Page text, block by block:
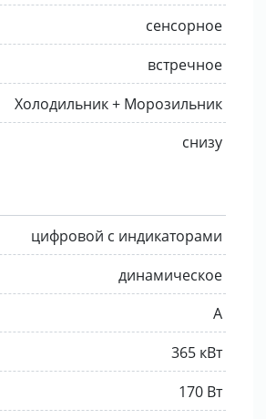
сенсорное
встречное
Холодильник + Морозильник
снизу
цифровой с индикаторами
динамическое
A
365 кВт
170 Вт